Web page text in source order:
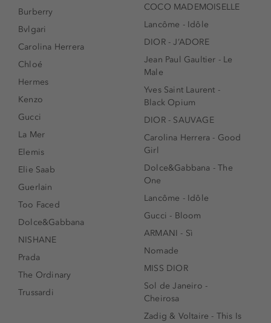
Burberry
Bvlgari
Carolina Herrera
Chloé
Hermes
Kenzo
Gucci
La Mer
Elemis
Elie Saab
Guerlain
Too Faced
Dolce&Gabbana
NISHANE
Prada
The Ordinary
Trussardi
COCO MADEMOISELLE
Lancôme - Idôle
DIOR - J’ADORE
Jean Paul Gaultier - Le
Male
Yves Saint Laurent -
Black Opium
DIOR - SAUVAGE
Carolina Herrera - Good
Girl
Dolce&Gabbana - The
One
Lancôme - Idôle
Gucci - Bloom
ARMANI - Sì
Nomade
MISS DIOR
Sol de Janeiro -
Cheirosa
Zadig & Voltaire - This Is